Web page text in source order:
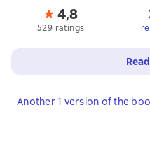
4,8
529 ratings
Another 1 version of the